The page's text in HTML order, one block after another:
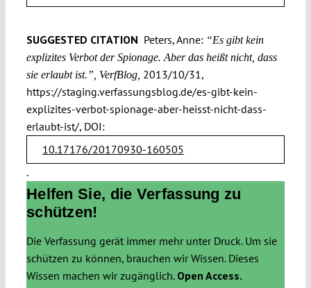
SUGGESTED CITATION Peters, Anne:“Es gibt kein
explizites Verbot der Spionage. Aber das heißt nicht, dass
sie erlaubt ist.”, VerfBlog, 2013/10/31,
https://staging.verfassungsblog.de/es-gibt-kein-
explizites-verbot-spionage-aber-heisst-nicht-dass-
erlaubt-ist/, DOI:
10.17176/20170930-160505
.
Helfen Sie, die Verfassung zu
schützen!
Die Verfassung gerät immer mehr unter Druck. Um sie
schützen zu können, brauchen wir Wissen. Dieses
Wissen machen wir zugänglich. Open Access.